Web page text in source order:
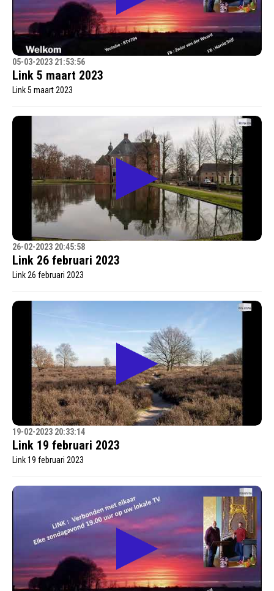
05-03-2023 21:53:56
Link 5 maart 2023
Link 5 maart 2023
26-02-2023 20:45:58
Link 26 februari 2023
Link 26 februari 2023
19-02-2023 20:33:14
Link 19 februari 2023
Link 19 februari 2023